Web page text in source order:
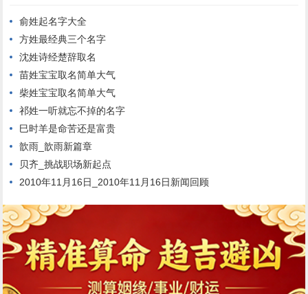
俞姓起名字大全
方姓最经典三个名字
沈姓诗经楚辞取名
苗姓宝宝取名简单大气
柴姓宝宝取名简单大气
祁姓一听就忘不掉的名字
巳时羊是命苦还是富贵
歆雨_歆雨新篇章
贝齐_挑战职场新起点
2010年11月16日_2010年11月16日新闻回顾